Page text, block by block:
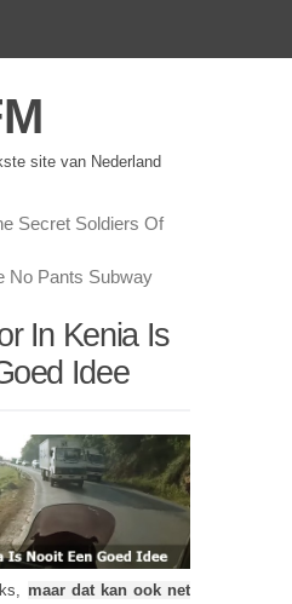
site van Nederland
Secret Soldiers Of
No Pants Subway
In Kenia Is
Idee
maar dat kan ook net